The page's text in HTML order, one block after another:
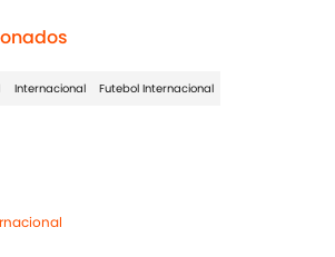
Internacional Futebol Internacional